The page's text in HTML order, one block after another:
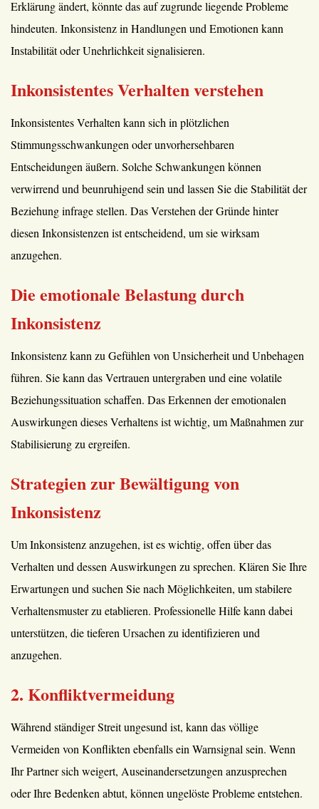
Erklärung ändert, könnte das auf zugrunde liegende Probleme
hindeuten. Inkonsistenz in Handlungen und Emotionen kann
Instabilität oder Unehrlichkeit signalisieren.
Inkonsistentes Verhalten verstehen
Inkonsistentes Verhalten kann sich in plötzlichen
Stimmungsschwankungen oder unvorhersehbaren
Entscheidungen äußern. Solche Schwankungen können
verwirrend und beunruhigend sein und lassen Sie die Stabilität der
Beziehung infrage stellen. Das Verstehen der Gründe hinter
diesen Inkonsistenzen ist entscheidend, um sie wirksam
anzugehen.
Die emotionale Belastung durch
Inkonsistenz
Inkonsistenz kann zu Gefühlen von Unsicherheit und Unbehagen
führen. Sie kann das Vertrauen untergraben und eine volatile
Beziehungssituation schaffen. Das Erkennen der emotionalen
Auswirkungen dieses Verhaltens ist wichtig, um Maßnahmen zur
Stabilisierung zu ergreifen.
Strategien zur Bewältigung von
Inkonsistenz
Um Inkonsistenz anzugehen, ist es wichtig, offen über das
Verhalten und dessen Auswirkungen zu sprechen. Klären Sie Ihre
Erwartungen und suchen Sie nach Möglichkeiten, um stabilere
Verhaltensmuster zu etablieren. Professionelle Hilfe kann dabei
unterstützen, die tieferen Ursachen zu identifizieren und
anzugehen.
2. Konfliktvermeidung
Während ständiger Streit ungesund ist, kann das völlige
Vermeiden von Konflikten ebenfalls ein Warnsignal sein. Wenn
Ihr Partner sich weigert, Auseinandersetzungen anzusprechen
oder Ihre Bedenken abtut, können ungelöste Probleme entstehen.